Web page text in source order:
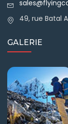
49, rue Batal
GALERIE